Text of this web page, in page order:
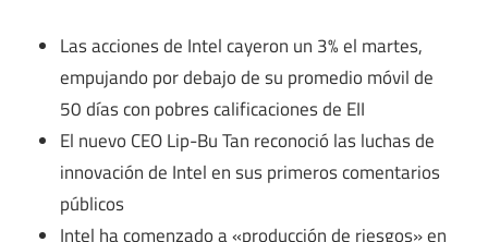
Las acciones de Intel cayeron un 3% el martes,
empujando por debajo de su promedio móvil de
50 días con pobres calificaciones de EII
El nuevo CEO Lip-Bu Tan reconoció las luchas de
innovación de Intel en sus primeros comentarios
públicos
Intel ha comenzado a «producción de riesgos» en